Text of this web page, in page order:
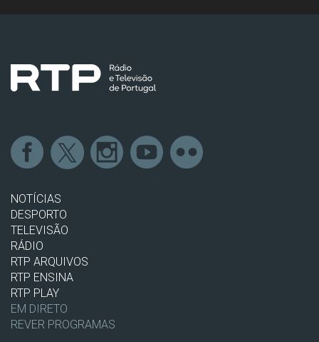
NOTÍCIAS
DESPORTO
TELEVISÃO
RÁDIO
RTP ARQUIVOS
RTP ENSINA
RTP PLAY
EM DIRETO
REVER PROGRAMAS